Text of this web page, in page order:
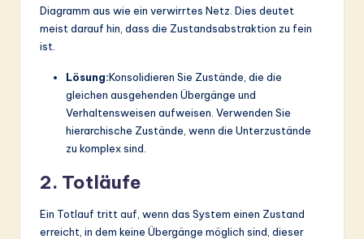
Diagramm aus wie ein verwirrtes Netz. Dies deutet
meist darauf hin, dass die Zustandsabstraktion zu fein
ist.
Lösung:Konsolidieren Sie Zustände, die die
gleichen ausgehenden Übergänge und
Verhaltensweisen aufweisen. Verwenden Sie
hierarchische Zustände, wenn die Unterzustände
zu komplex sind.
2. Totläufe
Ein Totlauf tritt auf, wenn das System einen Zustand
erreicht, in dem keine Übergänge möglich sind, dieser